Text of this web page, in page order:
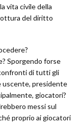
vita civile della
del diritto
Sporgendo forse
di tutti gli
uscente, presidente
giocatori?
messi sul
proprio ai giocatori